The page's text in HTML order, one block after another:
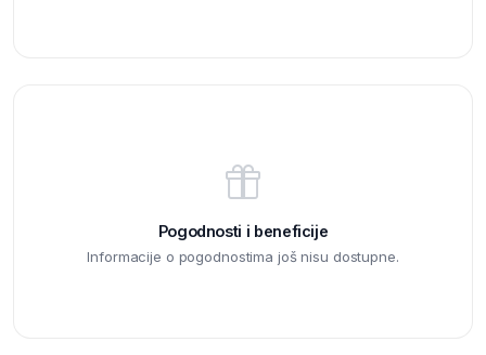
Pogodnosti i beneficije
Informacije o pogodnostima još nisu dostupne.